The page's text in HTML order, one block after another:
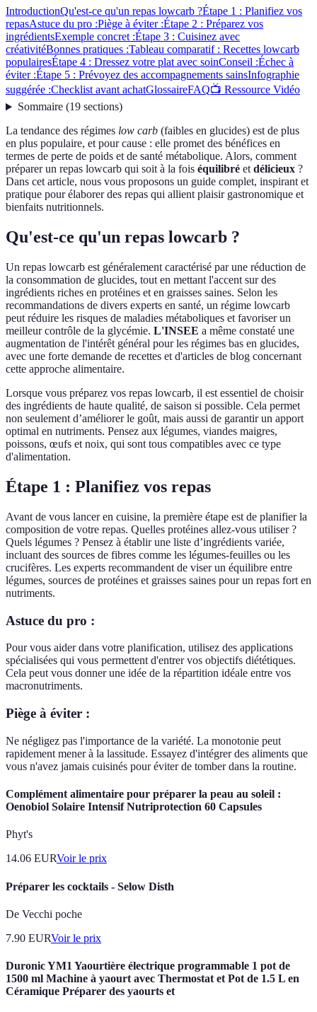
IntroductionQu'est-ce qu'un repas lowcarb ?Étape 1 : Planifiez vos
repasAstuce du pro :Piège à éviter :Étape 2 : Préparez vos
ingrédientsExemple concret :Étape 3 : Cuisinez avec
créativitéBonnes pratiques :Tableau comparatif : Recettes lowcarb
populairesÉtape 4 : Dressez votre plat avec soinConseil :Échec à
éviter :Étape 5 : Prévoyez des accompagnements sainsInfographie
suggérée :Checklist avant achatGlossaireFAQ📺 Ressource Vidéo
Sommaire(19 sections)
La tendance des régimes low carb (faibles en glucides) est de plus
en plus populaire, et pour cause : elle promet des bénéfices en
termes de perte de poids et de santé métabolique. Alors, comment
préparer un repas lowcarb qui soit à la fois équilibré etdélicieux ?
Dans cet article, nous vous proposons un guide complet, inspirant et
pratique pour élaborer des repas qui allient plaisir gastronomique et
bienfaits nutritionnels.
Qu'est-ce qu'un repas lowcarb ?
Un repas lowcarb est généralement caractérisé par une réduction de
la consommation de glucides, tout en mettant l'accent sur des
ingrédients riches en protéines et en graisses saines. Selon les
recommandations de divers experts en santé, un régime lowcarb
peut réduire les risques de maladies métaboliques et favoriser un
meilleur contrôle de la glycémie. L'INSEE a même constaté une
augmentation de l'intérêt général pour les régimes bas en glucides,
avec une forte demande de recettes et d'articles de blog concernant
cette approche alimentaire.
Lorsque vous préparez vos repas lowcarb, il est essentiel de choisir
des ingrédients de haute qualité, de saison si possible. Cela permet
non seulement d’améliorer le goût, mais aussi de garantir un apport
optimal en nutriments. Pensez aux légumes, viandes maigres,
poissons, œufs et noix, qui sont tous compatibles avec ce type
d'alimentation.
Étape 1 : Planifiez vos repas
Avant de vous lancer en cuisine, la première étape est de planifier la
composition de votre repas. Quelles protéines allez-vous utiliser ?
Quels légumes ? Pensez à établir une liste d’ingrédients variée,
incluant des sources de fibres comme les légumes-feuilles ou les
crucifères. Les experts recommandent de viser un équilibre entre
légumes, sources de protéines et graisses saines pour un repas fort en
nutriments.
Astuce du pro :
Pour vous aider dans votre planification, utilisez des applications
spécialisées qui vous permettent d'entrer vos objectifs diététiques.
Cela peut vous donner une idée de la répartition idéale entre vos
macronutriments.
Piège à éviter :
Ne négligez pas l'importance de la variété. La monotonie peut
rapidement mener à la lassitude. Essayez d'intégrer des aliments que
vous n'avez jamais cuisinés pour éviter de tomber dans la routine.
Complément alimentaire pour préparer la peau au soleil :
Oenobiol Solaire Intensif Nutriprotection 60 Capsules
Phyt's
14.06 EURVoir le prix
Préparer les cocktails - Selow Disth
De Vecchi poche
7.90 EURVoir le prix
Duronic YM1 Yaourtière électrique programmable 1 pot de
1500 ml Machine à yaourt avec Thermostat et Pot de 1.5 L en
Céramique Préparer des yaourts et